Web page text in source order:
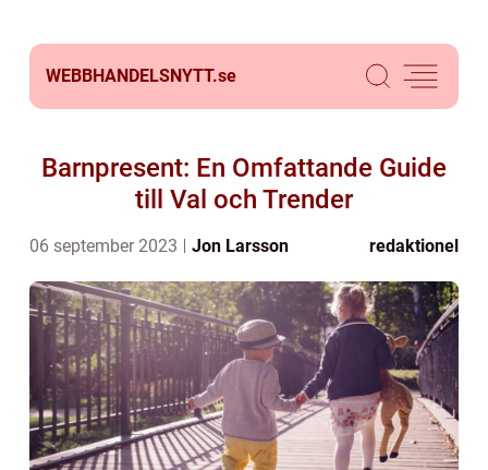
WEBBHANDELSNYTT.se
Barnpresent: En Omfattande Guide
till Val och Trender
06 september 2023 Jon Larsson redaktionel